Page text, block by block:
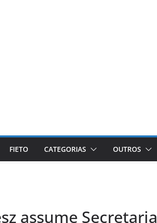
FIETO CATEGORIAS OUTROS
assume Secretaria